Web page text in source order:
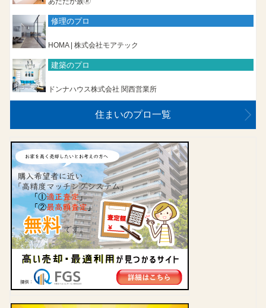
修理のプロ
HOMA | 株式会社モアテック
建築のプロ
ドンナハウス株式会社 関西営業所
住まいのプロ一覧